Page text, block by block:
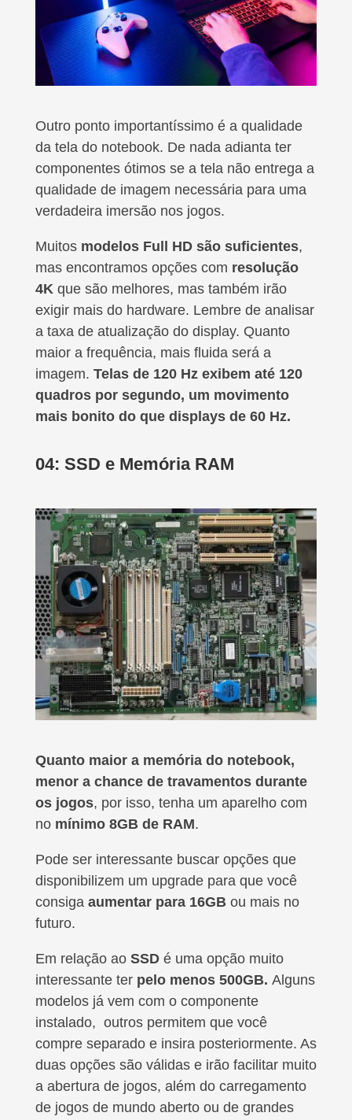
Outro ponto importantíssimo é a qualidade
da tela do notebook. De nada adianta ter
componentes ótimos se a tela não entrega a
qualidade de imagem necessária para uma
verdadeira imersão nos jogos.
Muitosmodelos Full HD são suficientes,
mas encontramos opções com resolução
4K que são melhores, mas também irão
exigir mais do hardware. Lembre de analisar
a taxa de atualização do display. Quanto
maior a frequência, mais fluida será a
imagem. Telas de 120 Hz exibem até 120
quadros por segundo, um movimento
mais bonito do que displays de 60 Hz.
04: SSD e Memória RAM
Quanto maior a memória do notebook,
menor a chance de travamentos durante
os jogos, por isso, tenha um aparelho com
no mínimo 8GB de RAM.
Pode ser interessante buscar opções que
disponibilizem um upgrade para que você
consiga aumentar para 16GB ou mais no
futuro.
Em relação ao SSDé uma opção muito
interessante terpelo menos 500GB. Alguns
modelos já vem com o componente
instalado, outros permitem que você
compre separado e insira posteriormente. As
duas opções são válidas e irão facilitar muito
a abertura de jogos, além do carregamento
de jogos de mundo aberto ou de grandes